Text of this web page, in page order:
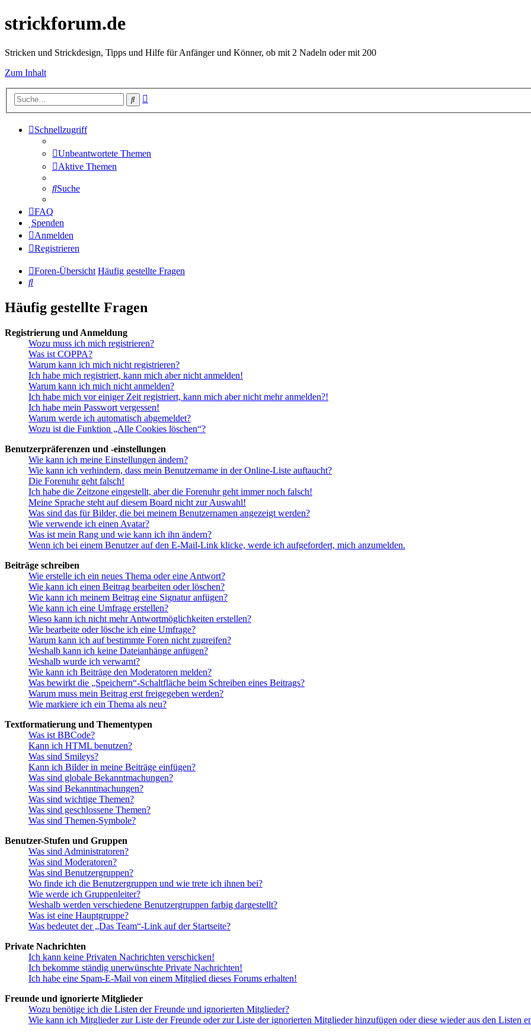
strickforum.de
Stricken und Strickdesign, Tipps und Hilfe für Anfänger und Könner, ob mit 2 Nadeln oder mit 200
Zum Inhalt
Suche
Schnellzugriff
Unbeantwortete Themen
Aktive Themen
Suche
FAQ
Spenden
Anmelden
Registrieren
Foren-Übersicht Häufig gestellte Fragen
Suche
Häufig gestellte Fragen
Registrierung und Anmeldung
Wozu muss ich mich registrieren?
Was ist COPPA?
Warum kann ich mich nicht registrieren?
Ich habe mich registriert, kann mich aber nicht anmelden!
Warum kann ich mich nicht anmelden?
Ich habe mich vor einiger Zeit registriert, kann mich aber nicht mehr anmelden?!
Ich habe mein Passwort vergessen!
Warum werde ich automatisch abgemeldet?
Wozu ist die Funktion „Alle Cookies löschen“?
Benutzerpräferenzen und -einstellungen
Wie kann ich meine Einstellungen ändern?
Wie kann ich verhindern, dass mein Benutzername in der Online-Liste auftaucht?
Die Forenuhr geht falsch!
Ich habe die Zeitzone eingestellt, aber die Forenuhr geht immer noch falsch!
Meine Sprache steht auf diesem Board nicht zur Auswahl!
Was sind das für Bilder, die bei meinem Benutzernamen angezeigt werden?
Wie verwende ich einen Avatar?
Was ist mein Rang und wie kann ich ihn ändern?
Wenn ich bei einem Benutzer auf den E-Mail-Link klicke, werde ich aufgefordert, mich anzumelden.
Beiträge schreiben
Wie erstelle ich ein neues Thema oder eine Antwort?
Wie kann ich einen Beitrag bearbeiten oder löschen?
Wie kann ich meinem Beitrag eine Signatur anfügen?
Wie kann ich eine Umfrage erstellen?
Wieso kann ich nicht mehr Antwortmöglichkeiten erstellen?
Wie bearbeite oder lösche ich eine Umfrage?
Warum kann ich auf bestimmte Foren nicht zugreifen?
Weshalb kann ich keine Dateianhänge anfügen?
Weshalb wurde ich verwarnt?
Wie kann ich Beiträge den Moderatoren melden?
Was bewirkt die „Speichern“-Schaltfläche beim Schreiben eines Beitrags?
Warum muss mein Beitrag erst freigegeben werden?
Wie markiere ich ein Thema als neu?
Textformatierung und Thementypen
Was ist BBCode?
Kann ich HTML benutzen?
Was sind Smileys?
Kann ich Bilder in meine Beiträge einfügen?
Was sind globale Bekanntmachungen?
Was sind Bekanntmachungen?
Was sind wichtige Themen?
Was sind geschlossene Themen?
Was sind Themen-Symbole?
Benutzer-Stufen und Gruppen
Was sind Administratoren?
Was sind Moderatoren?
Was sind Benutzergruppen?
Wo finde ich die Benutzergruppen und wie trete ich ihnen bei?
Wie werde ich Gruppenleiter?
Weshalb werden verschiedene Benutzergruppen farbig dargestellt?
Was ist eine Hauptgruppe?
Was bedeutet der „Das Team“-Link auf der Startseite?
Private Nachrichten
Ich kann keine Privaten Nachrichten verschicken!
Ich bekomme ständig unerwünschte Private Nachrichten!
Ich habe eine Spam-E-Mail von einem Mitglied dieses Forums erhalten!
Freunde und ignorierte Mitglieder
Wozu benötige ich die Listen der Freunde und ignorierten Mitglieder?
Wie kann ich Mitglieder zur Liste der Freunde oder zur Liste der ignorierten Mitglieder hinzufügen oder diese wieder aus den Listen